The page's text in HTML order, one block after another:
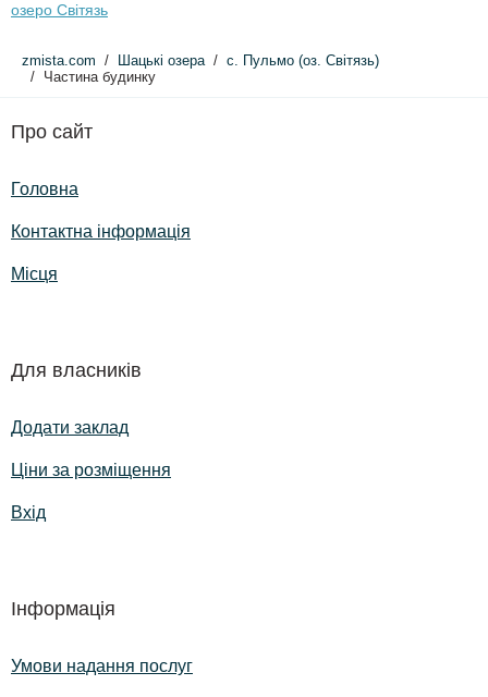
озеро Світязь
zmista.com Шацькі озера
с. Пульмо (оз. Світязь)
Частина будинку
Про сайт
Головна
Контактна інформація
Місця
Для власників
Додати заклад
Ціни за розміщення
Вхід
Інформація
Умови надання послуг